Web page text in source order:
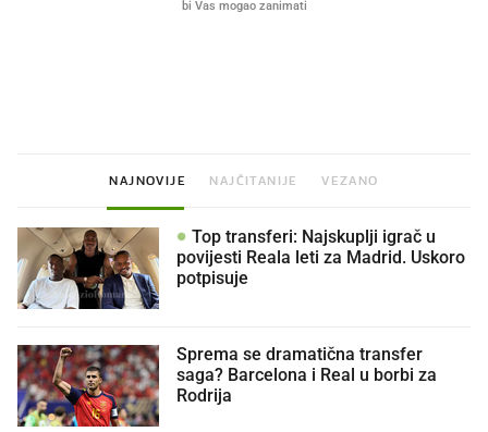
NAJNOVIJE NAJČITANIJE VEZANO
Top transferi: Najskuplji igrač u
povijesti Reala leti za Madrid. Uskoro
potpisuje
Sprema se dramatična transfer
saga? Barcelona i Real u borbi za
Rodrija